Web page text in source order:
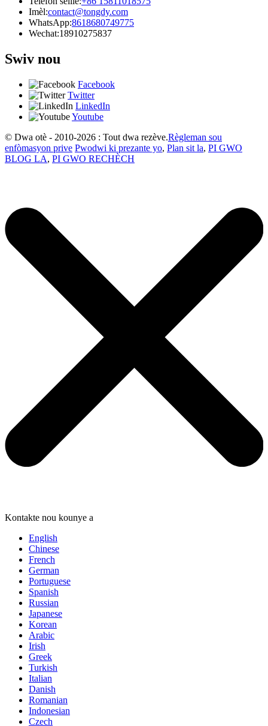
Imèl:contact@tongdy.com
WhatsApp:8618680749775
Wechat:18910275837
Swiv nou
Facebook
Twitter
LinkedIn
Youtube
© Dwa otè - 2010-2026 : Tout dwa rezève.Règleman sou
enfòmasyon prive Pwodwi ki prezante yo, Plan sit la, PI GWO
BLOG LA, PI GWO RECHÈCH
Kontakte nou kounye a
English
Chinese
French
German
Portuguese
Spanish
Russian
Japanese
Korean
Arabic
Irish
Greek
Turkish
Italian
Danish
Romanian
Indonesian
Czech